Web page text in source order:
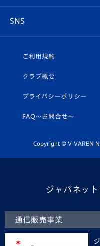
ホームタウン
平和祈念活動
ホームタウン活動
プレイヤーズスイート
店舗情報
U-18
スクール
SNS
ヴィヴィくんインスタグ
公式LINE＠
ご利用規約
クラブ概要
プライバシーポリシー
FAQ〜お問合せ〜
Copyright © V-VAREN
ジャパネッ
通信販売事業